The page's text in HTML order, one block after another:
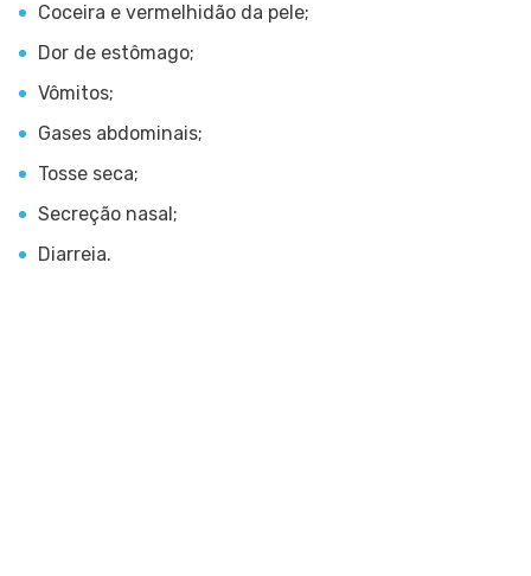
Coceira e vermelhidão da pele;
Dor de estômago;
Vômitos;
Gases abdominais;
Tosse seca;
Secreção nasal;
Diarreia.